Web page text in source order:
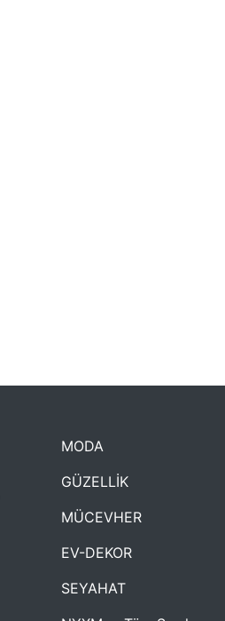
MODA
GÜZELLİK
MÜCEVHER
EV-DEKOR
SEYAHAT